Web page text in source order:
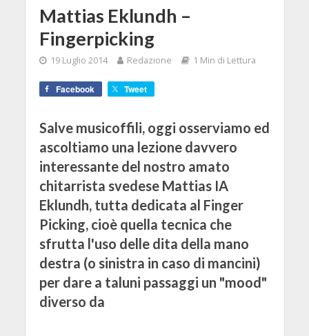
Mattias Eklundh –
Fingerpicking
19 Luglio 2014 Redazione 1 Min di Lettura
Facebook Tweet
Salve musicoffili, oggi osserviamo ed
ascoltiamo una lezione davvero
interessante del nostro amato
chitarrista svedese Mattias IA
Eklundh, tutta dedicata al Finger
Picking, cioè quella tecnica che
sfrutta l'uso delle dita della mano
destra (o sinistra in caso di mancini)
per dare a taluni passaggi un "mood"
diverso da